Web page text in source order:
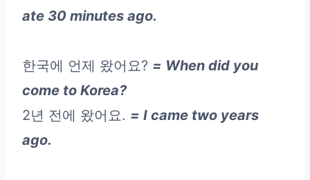
ate 30 minutes ago.
한국에 언제 왔어요? = When did you
come to Korea?
2년 전에 왔어요. = I came two years
ago.